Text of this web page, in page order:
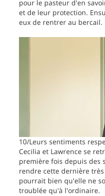
pour le pasteur d'en
et de leur protection.
eux de rentrer au bercail.
10/Leurs sentiments
Cecilia et Lawrence se
première fois depuis des
rendre cette dernière
pourrait bien qu'elle ne
troublée qu'à l'ordinaire.